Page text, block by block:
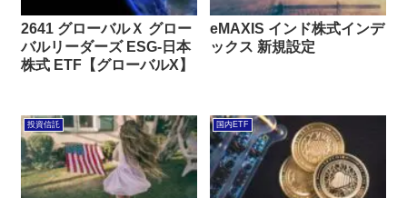
2641 グローバルＸ グロー
バルリーダーズ ESG-日本
株式 ETF【グローバルX】
eMAXIS インド株式インデ
ックス 新規設定
投資信託 国内ETF